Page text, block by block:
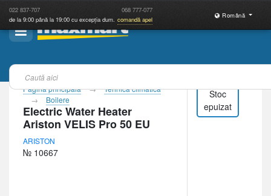
022 837-707 068 777-077
de la 9:00 până la 19:00 cu excepția dum. comandă apel
Română
Pagina principală
Tehnică climatică
Boilere
Electric Water Heater
Ariston VELIS Pro 50 EU
ARISTON
№ 10667
Stoc
epuizat